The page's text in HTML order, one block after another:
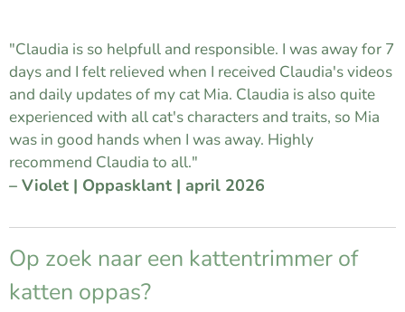
"Claudia is so helpfull and responsible. I was away for 7
days and I felt relieved when I received Claudia's videos
and daily updates of my cat Mia. Claudia is also quite
experienced with all cat's characters and traits, so Mia
was in good hands when I was away. Highly
recommend Claudia to all."
– Violet | Oppasklant | april 2026
Op zoek naar een kattentrimmer of
katten oppas?